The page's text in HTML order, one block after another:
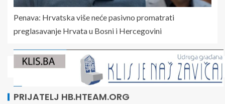
Penava: Hrvatska više neće pasivno promatrati
preglasavanje Hrvata u Bosni i Hercegovini
PRIJATELJ HB.HTEAM.ORG